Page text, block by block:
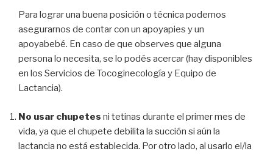
Para lograr una buena posición o técnica podemos
asegurarnos de contar con un apoyapies y un
apoyabebé. En caso de que observes que alguna
persona lo necesita, se lo podés acercar (hay disponibles
en los Servicios de Tocoginecología y Equipo de
Lactancia).
No usar chupetes ni tetinas durante el primer mes de
vida, ya que el chupete debilita la succión si aún la
lactancia no está establecida. Por otro lado, al usarlo el/la